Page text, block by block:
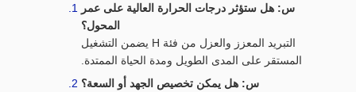
س: هل ستؤثر درجات الحرارة العالية على عمر
المحول؟
التبريد المعزز والعزل من فئة H يضمن التشغيل
المستقر على المدى الطويل ومدة الحياة الممتدة.
س: هل يمكن تخصيص الجهد أو السعة؟